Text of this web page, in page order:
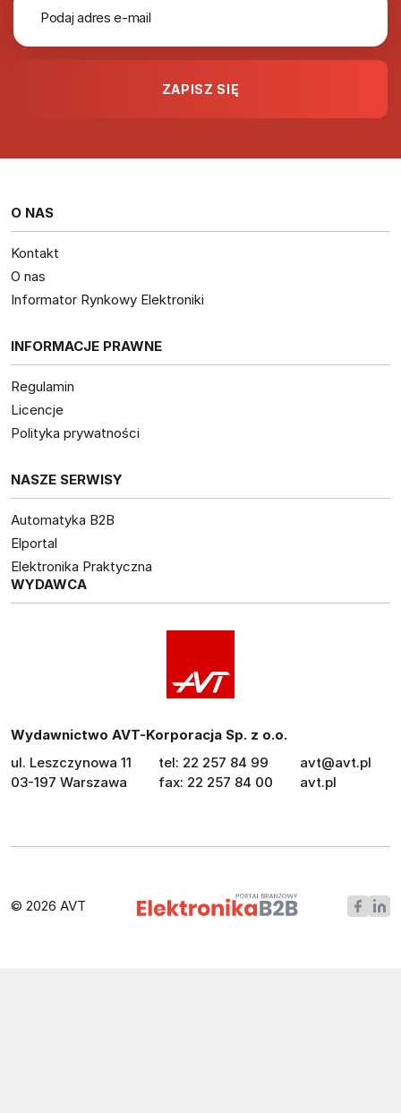
O NAS
Kontakt
O nas
Informator Rynkowy Elektroniki
INFORMACJE PRAWNE
Regulamin
Licencje
Polityka prywatności
NASZE SERWISY
Automatyka B2B
Elportal
Elektronika Praktyczna
WYDAWCA
Wydawnictwo AVT-Korporacja Sp. z o.o.
ul. Leszczynowa 11
03-197 Warszawa
tel: 22 257 84 99
fax: 22 257 84 00
avt@avt.pl
avt.pl
© 2026 AVT